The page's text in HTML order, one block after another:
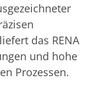
das RENA
und hohe
Prozessen.